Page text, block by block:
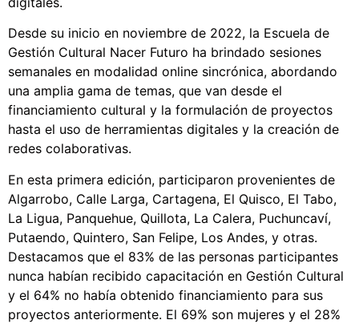
Desde su inicio en noviembre de 2022, la Escuela de
Gestión Cultural Nacer Futuro ha brindado sesiones
semanales en modalidad online sincrónica, abordando
una amplia gama de temas, que van desde el
financiamiento cultural y la formulación de proyectos
hasta el uso de herramientas digitales y la creación de
redes colaborativas.
En esta primera edición, participaron provenientes de
Algarrobo, Calle Larga, Cartagena, El Quisco, El Tabo,
La Ligua, Panquehue, Quillota, La Calera, Puchuncaví,
Putaendo, Quintero, San Felipe, Los Andes, y otras.
Destacamos que el 83% de las personas participantes
nunca habían recibido capacitación en Gestión Cultural
y el 64% no había obtenido financiamiento para sus
proyectos anteriormente. El 69% son mujeres y el 28%